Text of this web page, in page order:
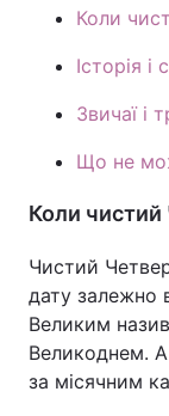
Зброя
Здоров'я
Цікавинки
Екологія
Лонгріди
Відео з Youtube
Коли
Історія
Звичаї і
Що не
Коли чистий
Чистий
дату залежно
Великим
Великоднем.
за місячним